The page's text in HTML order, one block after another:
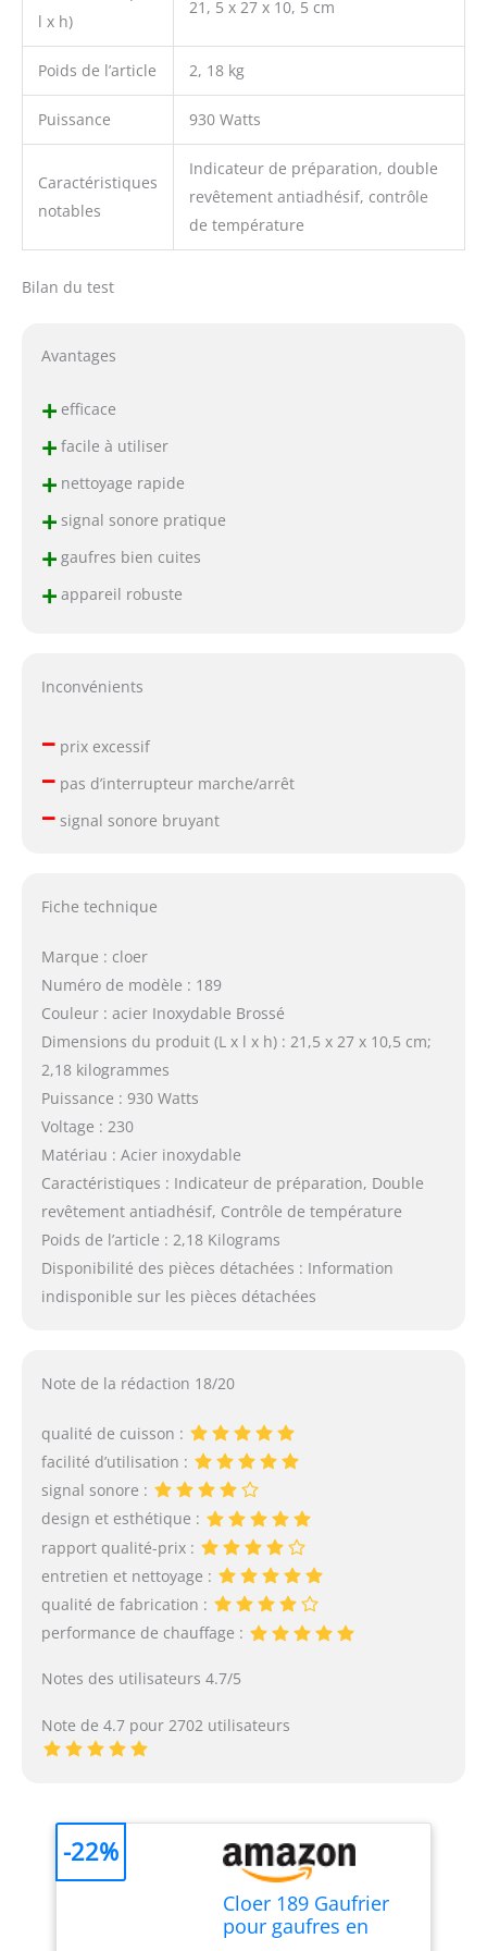
l x h)
21, 5 x 27 x 10, 5 cm
Poids de l’article 2, 18 kg
Puissance 930 Watts
Caractéristiques
notables
Indicateur de préparation, double
revêtement antiadhésif, contrôle
de température
Bilan du test
Avantages
+efficace
+facile à utiliser
+nettoyage rapide
+signal sonore pratique
+gaufres bien cuites
+appareil robuste
Inconvénients
–prix excessif
–pas d’interrupteur marche/arrêt
–signal sonore bruyant
Fiche technique
Marque : cloer
Numéro de modèle : 189
Couleur : acier Inoxydable Brossé
Dimensions du produit (L x l x h) : 21,5 x 27 x 10,5 cm;
2,18 kilogrammes
Puissance : 930 Watts
Voltage : 230
Matériau : Acier inoxydable
Caractéristiques : Indicateur de préparation, Double
revêtement antiadhésif, Contrôle de température
Poids de l’article : 2,18 Kilograms
Disponibilité des pièces détachées : Information
indisponible sur les pièces détachées
Note de la rédaction 18/20
qualité de cuisson :
facilité d’utilisation :
signal sonore :
design et esthétique :
rapport qualité-prix :
entretien et nettoyage :
qualité de fabrication :
performance de chauffage :
Notes des utilisateurs 4.7/5
Note de 4.7 pour 2702 utilisateurs
Cloer 189 Gaufrier
pour gaufres en
-22%